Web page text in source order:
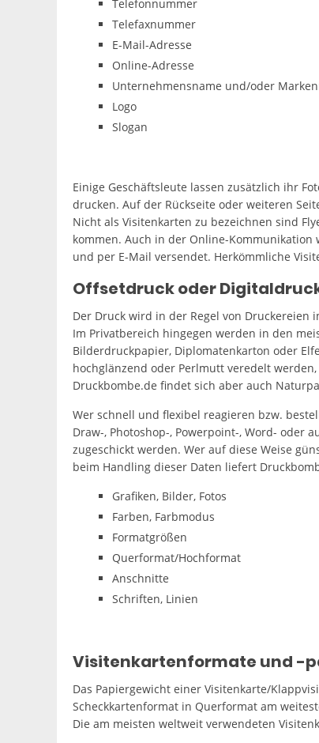
Telefonnummer
Telefaxnummer
E-Mail-Adresse
Online-Adresse
Unternehmensname und/oder
Logo
Slogan
Einige Geschäftsleute lassen zusätzlich ihr
drucken. Auf der Rückseite oder weiteren
Nicht als Visitenkarten zu bezeichnen sind
kommen. Auch in der Online-
und per E-Mail versendet. Herkömmliche
Offsetdruck oder
Der Druck wird in der Regel von
Im Privatbereich hingegen werden in den
Bilderdruckpapier, Diplomatenkarton oder
hochglänzend oder Perlmutt veredelt
Druckbombe.de findet sich aber auch
Wer schnell und flexibel reagieren bzw.
Draw-, Photoshop-, Powerpoint-, Word- oder
zugeschickt werden. Wer auf diese Weise
beim Handling dieser Daten liefert
Grafiken, Bilder, Fotos
Farben, Farbmodus
Formatgrößen
Querformat/Hochformat
Anschnitte
Schriften, Linien
Visitenkartenformate und -
Das Papiergewicht einer Visitenkarte/
Scheckkartenformat in Querformat am
Die am meisten weltweit verwendeten